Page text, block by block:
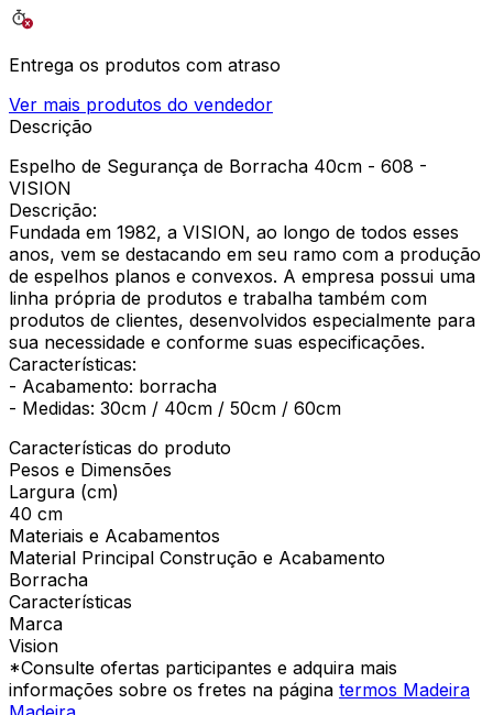
Entrega os produtos com atraso
Ver mais produtos do vendedor
Descrição
Espelho de Segurança de Borracha 40cm - 608 -
VISION
Descrição:
Fundada em 1982, a VISION, ao longo de todos esses
anos, vem se destacando em seu ramo com a produção
de espelhos planos e convexos. A empresa possui uma
linha própria de produtos e trabalha também com
produtos de clientes, desenvolvidos especialmente para
sua necessidade e conforme suas especificações.
Características:
- Acabamento: borracha
- Medidas: 30cm / 40cm / 50cm / 60cm
Características do produto
Pesos e Dimensões
Largura (cm)
40 cm
Materiais e Acabamentos
Material Principal Construção e Acabamento
Borracha
Características
Marca
Vision
*Consulte ofertas participantes e adquira mais
informações sobre os fretes na página termos Madeira